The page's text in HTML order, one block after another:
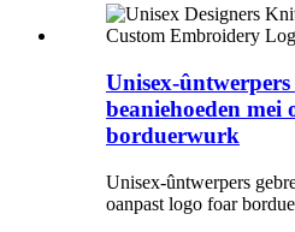
Unisex-ûntwerpers
beaniehoeden mei
borduerwurk
Unisex-ûntwerpers
oanpast logo foar